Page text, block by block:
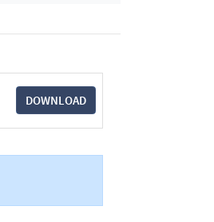
DOWNLOAD